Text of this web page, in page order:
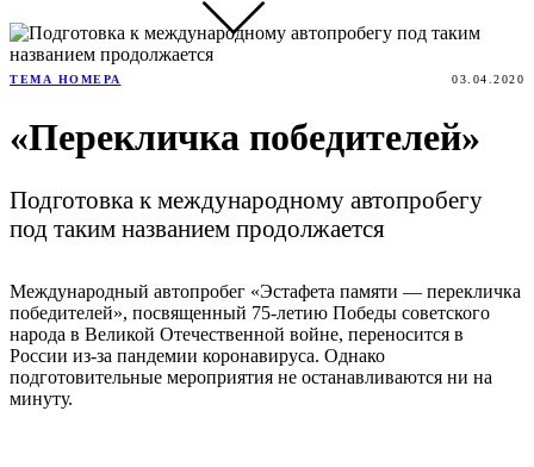
ТЕМА НОМЕРА 03.04.2020
«Перекличка победителей»
Подготовка к международному автопробегу
под таким названием продолжается
Международный автопробег «Эстафета памяти — перекличка
победителей», посвященный 75-летию Победы советского
народа в Великой Отечественной войне, переносится в
России из-за пандемии коронавируса. Однако
подготовительные мероприятия не останавливаются ни на
минуту.